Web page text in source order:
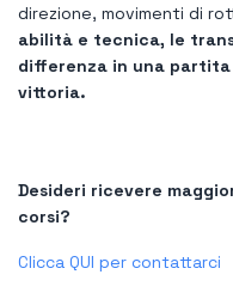
direzione, movimenti di
abilità e tecnica, le
differenza in una
vittoria.
Desideri ricevere
corsi?
Clicca QUI per contattarci